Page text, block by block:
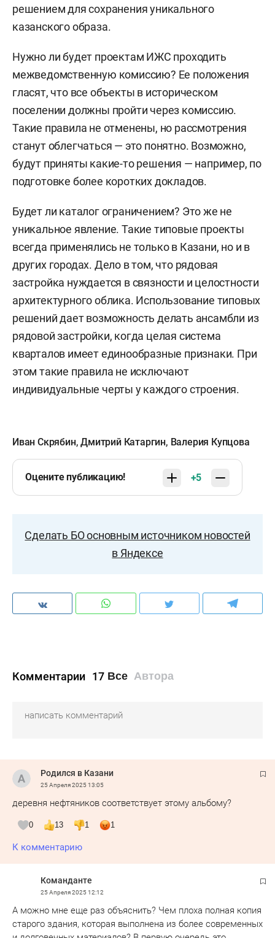
решением для сохранения уникального
казанского образа.
Нужно ли будет проектам ИЖС проходить
межведомственную комиссию? Ее положения
гласят, что все объекты в историческом
поселении должны пройти через комиссию.
Такие правила не отменены, но рассмотрения
станут облегчаться — это понятно. Возможно,
будут приняты какие-то решения — например, по
подготовке более коротких докладов.
Будет ли каталог ограничением? Это же не
уникальное явление. Такие типовые проекты
всегда применялись не только в Казани, но и в
других городах. Дело в том, что рядовая
застройка нуждается в связности и целостности
архитектурного облика. Использование типовых
решений дает возможность делать ансамбли из
рядовой застройки, когда целая система
кварталов имеет единообразные признаки. При
этом такие правила не исключают
индивидуальные черты у каждого строения.
Иван Скрябин,Дмитрий Катаргин, Валерия Купцова
Оцените публикацию! +5
Сделать БО основным источником новостей
в Яндексе
Комментарии 17 Все Автора
Родился в Казани
25 Апреля 202513:05
деревня нефтяников соответствует этому альбому?
0 13 1 1
К комментарию
Команданте
25 Апреля 202512:12
А можно мне еще раз объяснить? Чем плоха полная копия
старого здания, которая выполнена из более современных